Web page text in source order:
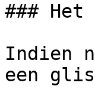
### Het
Indien
een